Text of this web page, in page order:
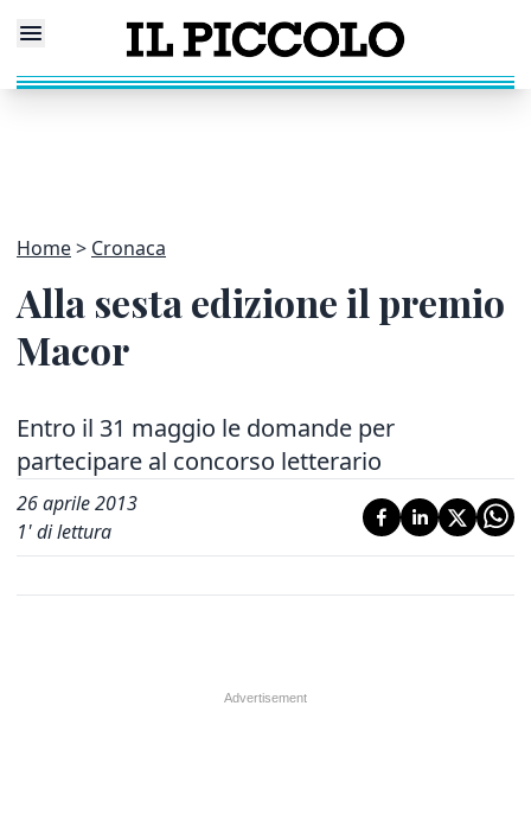
Home Cronaca
Alla sesta edizione il premio
Macor
Entro il 31 maggio le domande per
partecipare al concorso letterario
26 aprile 2013
1' di lettura